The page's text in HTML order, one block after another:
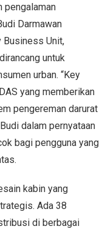
pengalaman
Darmawan
Business Unit,
untuk
urban. “Key
yang memberikan
pengereman darurat
dalam pernyataan
bagi pengguna yang
kabin yang
Ada 38
di berbagai